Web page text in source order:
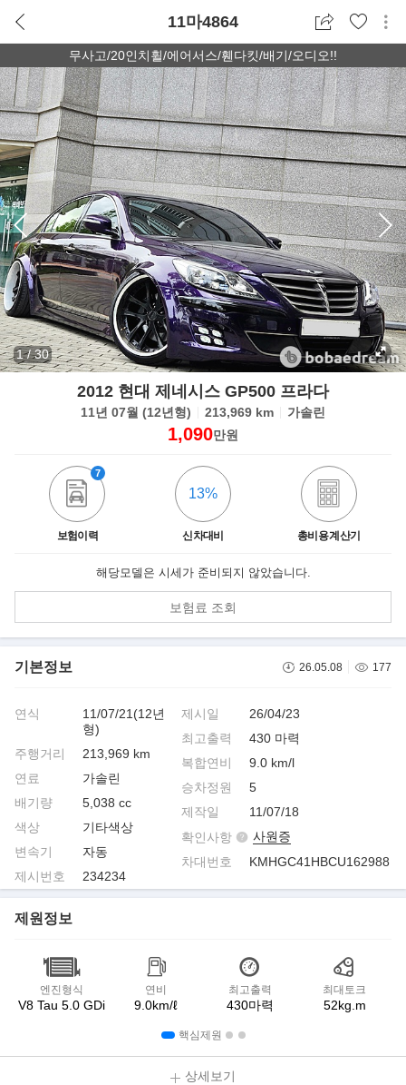
11마4864
무사고/20인치휠/에어서스/휀다킷/배기/오디오!!
1/30
2012 현대 제네시스 GP500 프라다
11년 07월 (12년형) 213,969 km 가솔린
1,090만원
보험이력
7
신차대비
13%
총비용 계산기
해당모델은 시세가 준비되지 않았습니다.
보험료 조회
기본정보 26.05.08 177
연식
11/07/21(12년
형)
주행거리
213,969 km
연료
가솔린
배기량
5,038 cc
색상
기타색상
변속기
자동
제시번호
234234
제시일
26/04/23
최고출력
430 마력
복합연비
9.0 km/l
승차정원
5
제작일
11/07/18
확인사항
사원증
차대번호
KMHGC41HBCU162988
제원정보
엔진형식
V8 Tau 5.0 GDi
연비
9.0km/ℓ
최고출력
430마력
최대토크
52kg.m
핵심제원
상세보기